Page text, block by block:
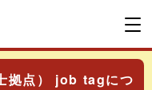
拠点） job tagにつ